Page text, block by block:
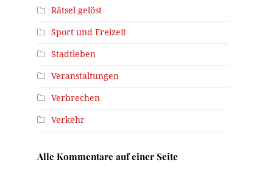
Rätsel gelöst
Sport und Freizeit
Stadtleben
Veranstaltungen
Verbrechen
Verkehr
Alle Kommentare auf einer Seite